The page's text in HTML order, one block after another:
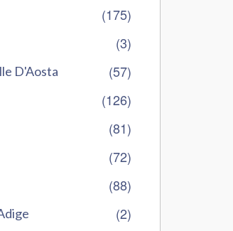
(175)
(3)
D'Aosta (57)
(126)
(81)
(72)
(88)
(2)